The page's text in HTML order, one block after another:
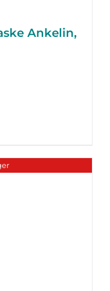
Ankelin,